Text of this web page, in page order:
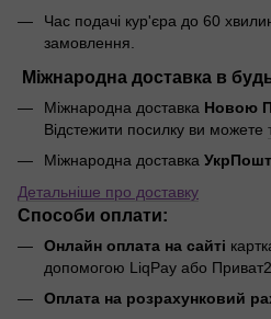
Час подачі кур'єра до 60
замовлення.
Міжнародна доставка в
Міжнародна доставка Новою
Відстежити посилку ви можете
Міжнародна доставка
Детальніше про доставку
Способи оплати:
Онлайн оплата на сайті
допомогою LiqPay або
Оплата на розрахунковий